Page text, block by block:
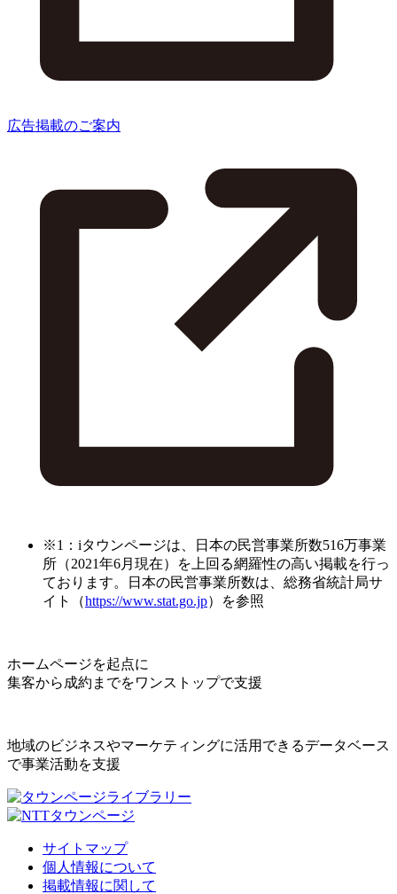
広告掲載のご案内
※1：iタウンページは、日本の民営事業所数516万事業
所（2021年6月現在）を上回る網羅性の高い掲載を行っ
ております。日本の民営事業所数は、総務省統計局サ
イト（https://www.stat.go.jp）を参照
ホームページを起点に
集客から成約までをワンストップで支援
地域のビジネスやマーケティングに活用できるデータベース
で事業活動を支援
サイトマップ
個人情報について
掲載情報に関して